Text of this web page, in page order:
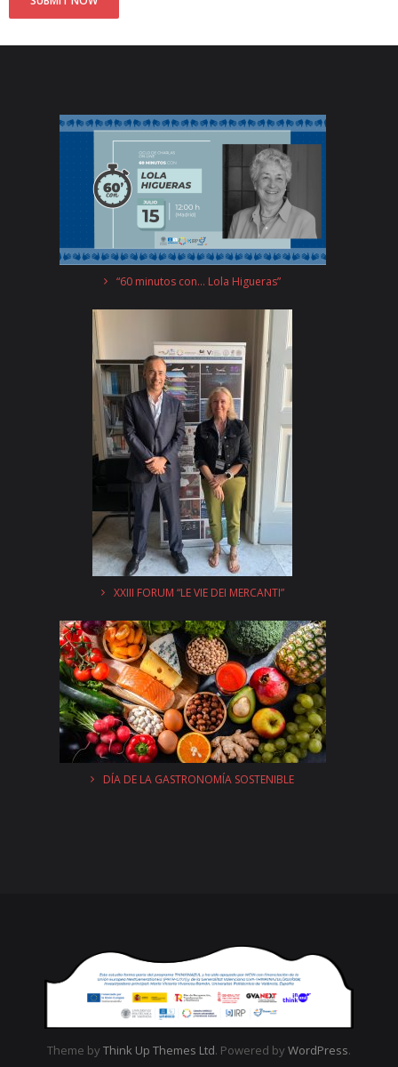
“60 minutos con… Lola Higueras”
XXIII FORUM “LE VIE DEI MERCANTI”
DÍA DE LA GASTRONOMÍA SOSTENIBLE
Theme by Think Up Themes Ltd. Powered by WordPress.